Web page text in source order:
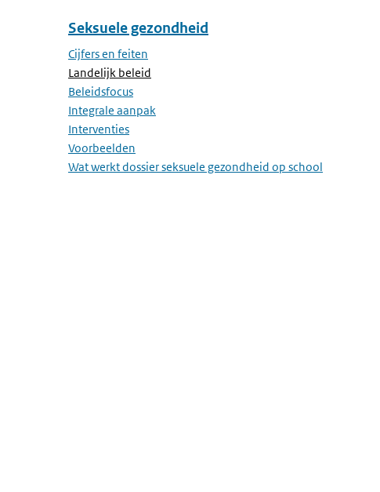
Overslaan menu Seksuele gezondheid
Seksuele gezondheid
Cijfers en feiten
Landelijk beleid
Beleidsfocus
Integrale aanpak
Interventies
Voorbeelden
Wat werkt dossier seksuele gezondheid op school